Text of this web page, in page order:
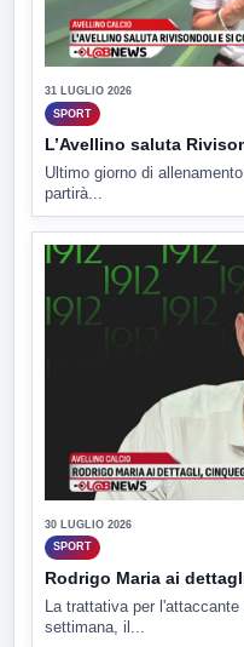
31 LUGLIO 2026
SPORT
L’Avellino saluta
Ultimo giorno di
partirà...
30 LUGLIO 2026
SPORT
Rodrigo Maria ai
La trattativa per
settimana, il...